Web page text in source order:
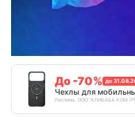
До -70% до
Чехлы для
Реклама. ООО "АЛИБАБА.КОМ